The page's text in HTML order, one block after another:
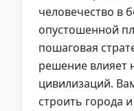
человечество в
опустошенной
пошаговая
решение влияет
цивилизаций.
строить города